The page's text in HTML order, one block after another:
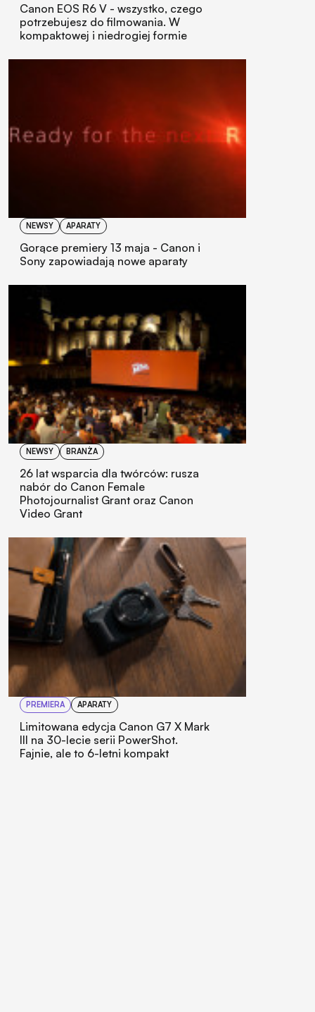
Canon EOS R6 V - wszystko, czego
potrzebujesz do filmowania. W
kompaktowej i niedrogiej formie
NEWSY APARATY
Gorące premiery 13 maja - Canon i
Sony zapowiadają nowe aparaty
NEWSY BRANŻA
26 lat wsparcia dla twórców: rusza
nabór do Canon Female
Photojournalist Grant oraz Canon
Video Grant
PREMIERA APARATY
Limitowana edycja Canon G7 X Mark
III na 30-lecie serii PowerShot.
Fajnie, ale to 6-letni kompakt